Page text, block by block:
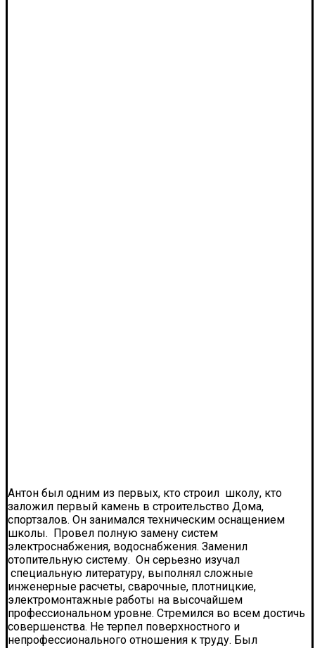
Антон был одним из первых, кто строил школу, кто
заложил первый камень в строительство Дома,
спортзалов. Он занимался техническим оснащением
школы. Провел полную замену систем
электроснабжения, водоснабжения. Заменил
отопительную систему. Он серьезно изучал
специальную литературу, выполнял сложные
инженерные расчеты, сварочные, плотницкие,
электромонтажные работы на высочайшем
профессиональном уровне. Стремился во всем достичь
совершенства. Не терпел поверхностного и
непрофессионального отношения к труду. Был